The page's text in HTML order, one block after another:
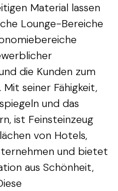
Material lassen
Lounge-Bereiche
die Kunden zum
seiner Fähigkeit,
und das
ist Feinsteinzeug
von Hotels,
und bietet
aus Schönheit,